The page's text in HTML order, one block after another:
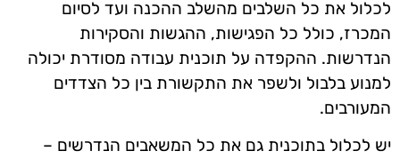
לכלול את כל השלבים מהשלב ההכנה ועד לסיום
המכרז, כולל כל הפגישות, ההגשות והסקירות
הנדרשות. ההקפדה על תוכנית עבודה מסודרת יכולה
למנוע בלבול ולשפר את התקשורת בין כל הצדדים
המעורבים.
יש לכלול בתוכנית גם את כל המשאבים הנדרשים –